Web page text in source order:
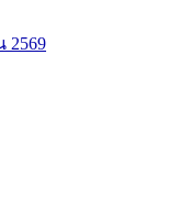
2569